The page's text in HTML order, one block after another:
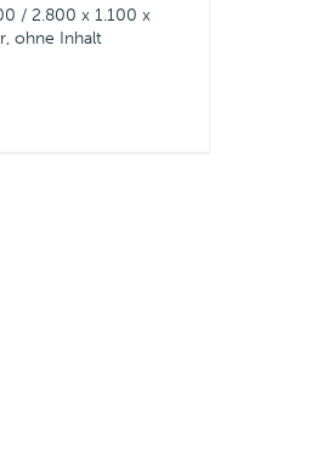
/ 2.800 x 1.100 x
ohne Inhalt